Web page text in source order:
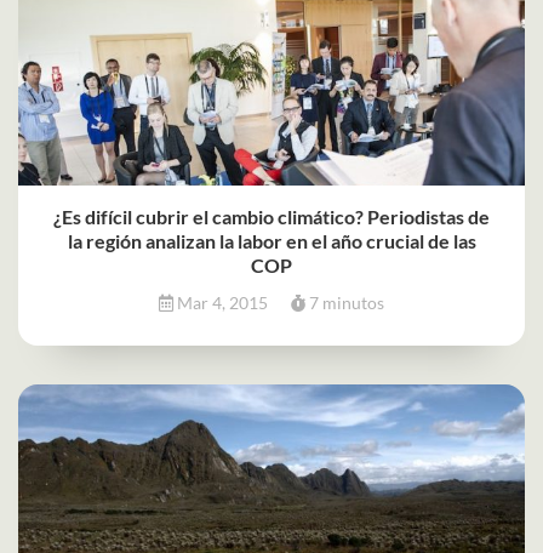
¿Es difícil cubrir el cambio climático? Periodistas de
la región analizan la labor en el año crucial de las
COP
Mar 4, 2015 7 minutos